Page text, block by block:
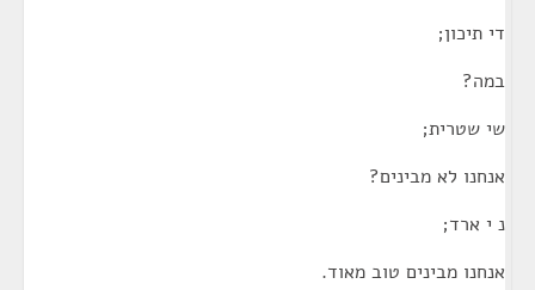
די תיכון;
במה?
שי שטרית;
אנחנו לא מבינים?
נ י ארד;
אנחנו מבינים טוב מאוד.